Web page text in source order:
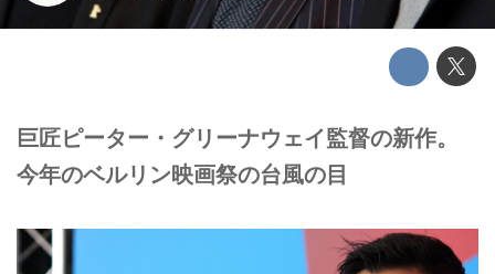
巨匠ピーター・グリーナウェイ監督の新作。
今年のベルリン映画祭の台風の目